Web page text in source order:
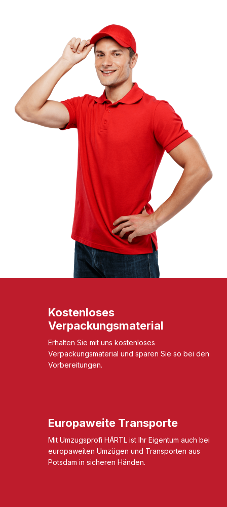
Kostenloses
Verpackungsmaterial
Erhalten Sie mit uns kostenloses
Verpackungsmaterial und sparen Sie so bei den
Vorbereitungen.
Europaweite Transporte
Mit Umzugsprofi HÄRTL ist Ihr Eigentum auch bei
europaweiten Umzügen und Transporten aus
Potsdam in sicheren Händen.